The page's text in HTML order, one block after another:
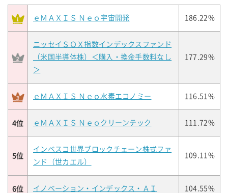
ｅＭＡＸＩＳ Ｎｅｏ宇宙開発 186.22%
ニッセイＳＯＸ指数インデックスファンド
（米国半導体株）＜購入・換金手数料なし
＞
177.29%
ｅＭＡＸＩＳ Ｎｅｏ水素エコノミー 116.51%
4位 ｅＭＡＸＩＳ Ｎｅｏクリーンテック 111.72%
5位
インベスコ世界ブロックチェーン株式ファ
ンド（世カエル）
109.11%
6位 イノベーション・インデックス・ＡＩ 104.55%